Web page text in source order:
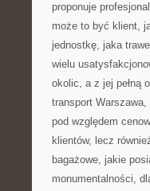
proponuje
może to być klient,
jednostkę, jaka
wielu
okolic, a z jej pełną
transport
pod względem
klientów, lecz
bagażowe, jakie
monumentalności,